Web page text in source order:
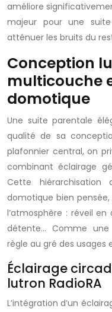
améliore
majeur pour une
atténuer les bruits du
Conception
multicouche
domotique
Une suite parentale
qualité de sa
plafonnier central, on
combinant éclairage
Cette
domotique bien
l’atmosphère : réveil
détente… Comme une
règle au gré des usages
Éclairage
lutron RadioRA
L’intégration d’un